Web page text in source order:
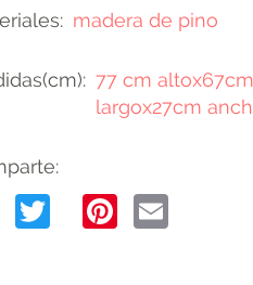
madera de pino
77 cm altox67cm
largox27cm
Facebook
TwitterPinterest